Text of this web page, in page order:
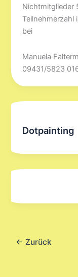
Nichtmitglieder
bei
Manuela
09431/5823
Dotpainting
← Zurück